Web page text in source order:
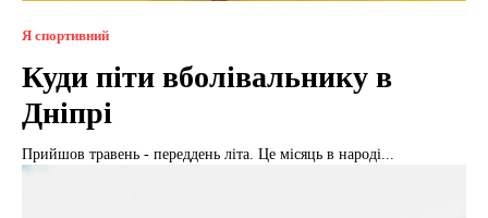
Я спортивний
Куди піти вболівальнику в
Дніпрі
Прийшов травень - переддень літа. Це місяць в народі...